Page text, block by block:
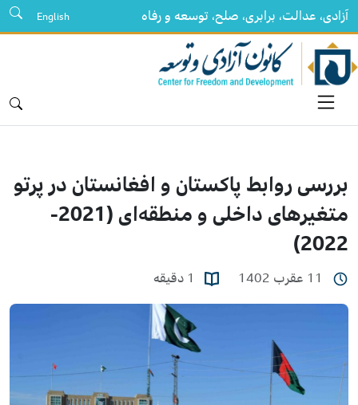
English آزادی، عدالت، برابری، صلح، توسعه و رفاه
بررسی روابط پاکستان و افغانستان در پرتو
متغیرهای داخلی و منطقه‌ای (2021-
2022)
11 عقرب 1402 1 دقیقه